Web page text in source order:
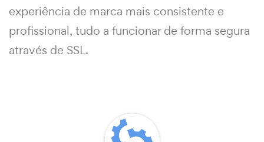
experiência de marca mais consistente e
profissional, tudo a funcionar de forma segura
através de SSL.